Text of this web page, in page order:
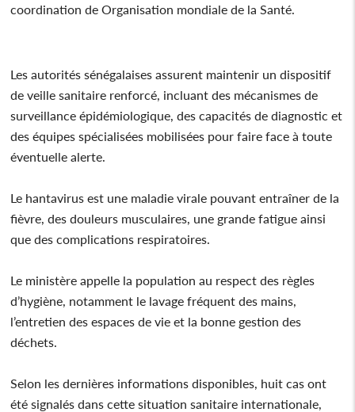
coordination de Organisation mondiale de la Santé.
Les autorités sénégalaises assurent maintenir un dispositif
de veille sanitaire renforcé, incluant des mécanismes de
surveillance épidémiologique, des capacités de diagnostic et
des équipes spécialisées mobilisées pour faire face à toute
éventuelle alerte.
Le hantavirus est une maladie virale pouvant entraîner de la
fièvre, des douleurs musculaires, une grande fatigue ainsi
que des complications respiratoires.
Le ministère appelle la population au respect des règles
d’hygiène, notamment le lavage fréquent des mains,
l’entretien des espaces de vie et la bonne gestion des
déchets.
Selon les dernières informations disponibles, huit cas ont
été signalés dans cette situation sanitaire internationale,